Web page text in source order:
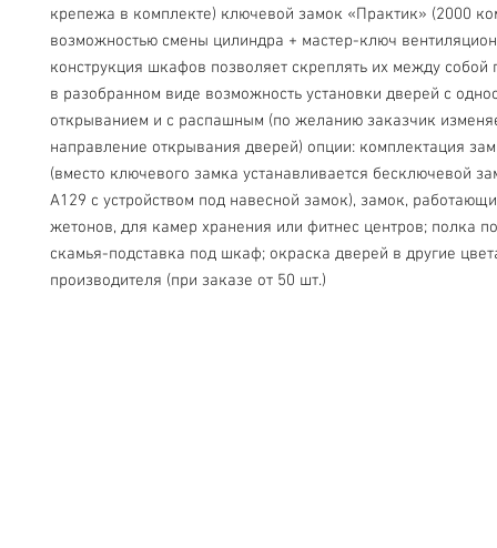
крепежа в комплекте) ключевой замок «Практик» (2000
возможностью смены цилиндра + мастер-ключ
конструкция шкафов позволяет скреплять их между собой
в разобранном виде возможность установки дверей с
открыванием и с распашным (по желанию заказчик
направление открывания дверей) опции: комплектация
(вместо ключевого замка устанавливается бесключевой
A129 с устройством под навесной замок), замок,
жетонов, для камер хранения или фитнес центров; полка
скамья-подставка под шкаф; окраска дверей в другие
производителя (при заказе от 50 шт.)